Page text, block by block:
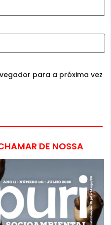
para a próxima vez
DE NOSSA